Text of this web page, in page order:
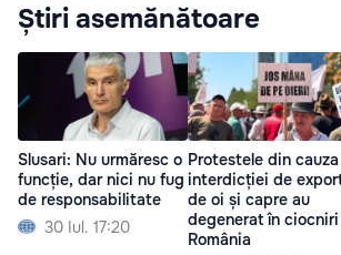
Știri asemănătoare
Slusari: Nu urmăresc o
funcție, dar nici nu fug
de responsabilitate
30 Iul. 17:20
Protestele din cauza
interdicției de
de oi și capre au
degenerat în
România